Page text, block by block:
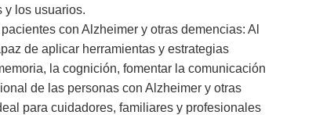
y los usuarios.
con Alzheimer y otras demencias: Al
de aplicar herramientas y estrategias
la cognición, fomentar la comunicación
de las personas con Alzheimer y otras
para cuidadores, familiares y profesionales